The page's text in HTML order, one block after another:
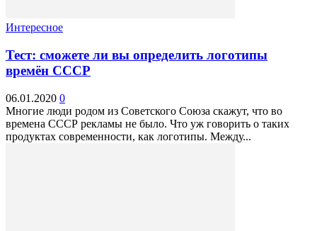
Интересное
Тест: сможете ли вы определить логотипы
времён СССР
06.01.2020 0
Многие люди родом из Советского Союза скажут, что во
времена СССР рекламы не было. Что уж говорить о таких
продуктах современности, как логотипы. Между...